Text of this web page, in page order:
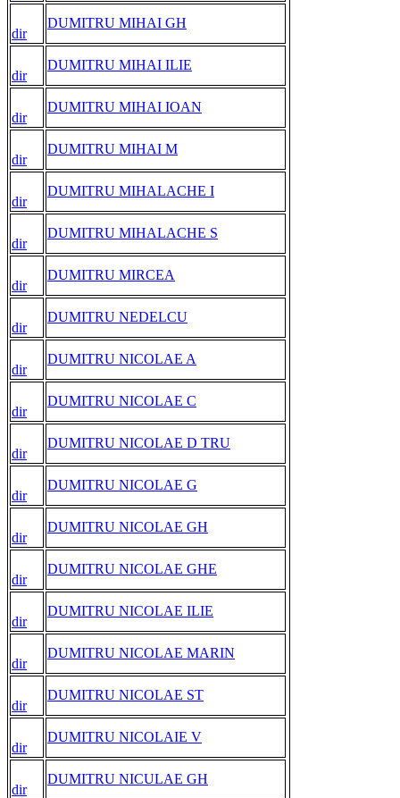
dir
DUMITRU MIHAI GH
dir
DUMITRU MIHAI ILIE
dir
DUMITRU MIHAI IOAN
dir
DUMITRU MIHAI M
dir
DUMITRU MIHALACHE I
dir
DUMITRU MIHALACHE S
dir
DUMITRU MIRCEA
dir
DUMITRU NEDELCU
dir
DUMITRU NICOLAE A
dir
DUMITRU NICOLAE C
dir
DUMITRU NICOLAE D TRU
dir
DUMITRU NICOLAE G
dir
DUMITRU NICOLAE GH
dir
DUMITRU NICOLAE GHE
dir
DUMITRU NICOLAE ILIE
dir
DUMITRU NICOLAE MARIN
dir
DUMITRU NICOLAE ST
dir
DUMITRU NICOLAIE V
dir
DUMITRU NICULAE GH